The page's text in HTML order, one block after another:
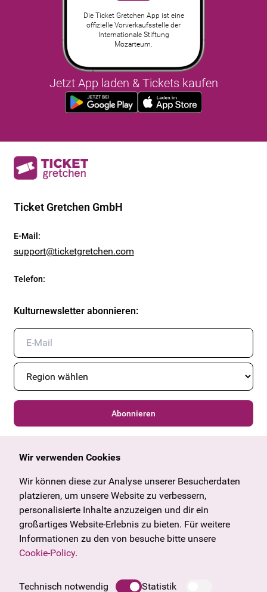
Die Ticket Gretchen App ist eine
offizielle Vorverkaufsstelle der
Internationale Stiftung
Mozarteum.
Jetzt App laden & Tickets kaufen
Ticket Gretchen GmbH
E-Mail :
support@ticketgretchen.com
Telefon:
Kulturnewsletter abonnieren:
Abonnieren
Allgemein
Angebote & News
U27
Geschenkgutschein
Häufige Fragen
Impressum
Wien
Tirol
Vorarlberg
Burgenland
Salzburg
Wir verwenden Cookies
Wir können diese zur Analyse unserer Besucherdaten
platzieren, um unsere Website zu verbessern,
personalisierte Inhalte anzuzeigen und dir ein
großartiges Website-Erlebnis zu bieten. Für weitere
Informationen zu den von besuche bitte unsere
Cookie-Policy.
Technisch notwendig Statistik